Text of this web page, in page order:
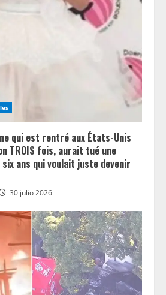
qui est rentré aux États-Unis
TROIS fois, aurait tué une
ans qui voulait juste devenir
30 julio 2026